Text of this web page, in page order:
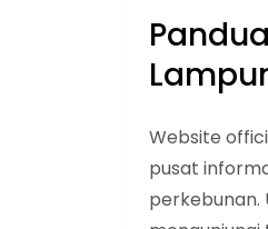
Website
pusat
perkebunan.